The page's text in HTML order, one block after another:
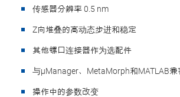
传感器分辨率 0.5 nm
Z向堆叠的高动态步进和稳定
其他螺口连接器作为选配件
与µManager、MetaMorph和MATLAB兼
操作中的参数改变